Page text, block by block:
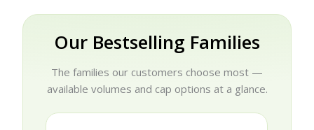
Our Bestselling Families
The families our customers choose most —
available volumes and cap options at a glance.